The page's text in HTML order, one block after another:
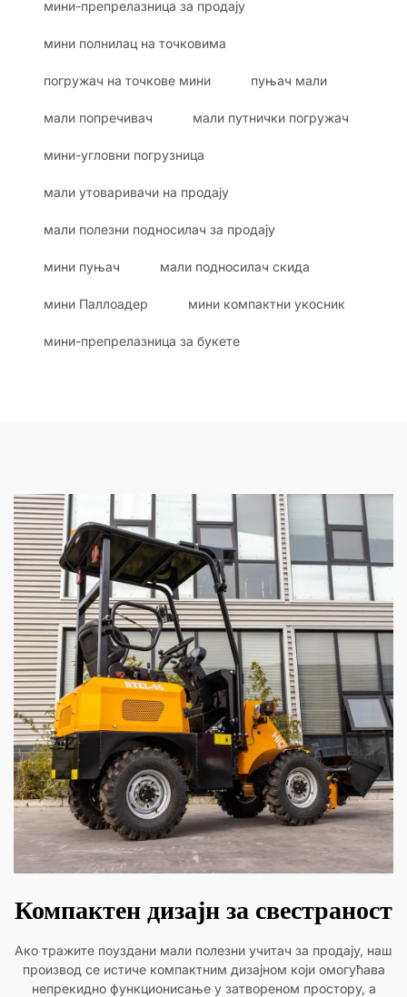
мини-препрелазница за продају
мини полнилац на точковима
погружач на точкове мини пуњач мали
мали попречивач мали путнички погружач
мини-угловни погрузница
мали утоваривачи на продају
мали полезни подносилач за продају
мини пуњач мали подносилач скида
мини Паллоадер мини компактни укосник
мини-препрелазница за букете
Компактен дизајн за свестраност
Ако тражите поуздани мали полезни учитач за продају, наш
производ се истиче компактним дизајном који омогућава
непрекидно функционисање у затвореном простору, а